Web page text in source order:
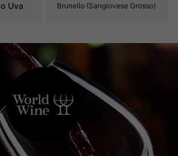
Uva Brunello (Sangiovese Grosso)